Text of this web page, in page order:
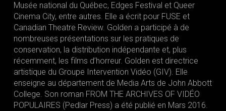
Musée national du Québec, Edges Festival et Queer
Cinema City, entre autres. Elle a écrit pour FUSE et
Canadian Theatre Review. Golden a participé à de
nombreuses présentations sur les pratiques de
conservation, la distribution indépendante et, plus
récemment, les films d’horreur. Golden est directrice
artistique du Groupe Intervention Vidéo (GIV). Elle
enseigne au département de Media Arts de John Abbott
College. Son roman FROM THE ARCHIVES OF VIDÉO
POPULAIRES (Pedlar Press) a été publié en Mars 2016.